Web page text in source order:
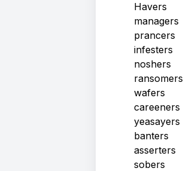
Havers
managers
prancers
infesters
noshers
ransomers
wafers
careeners
yeasayers
banters
asserters
sobers